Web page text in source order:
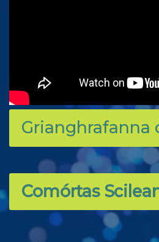
Grianghrafanna
Comórtas